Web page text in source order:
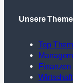
Unsere
Top
Finanzen
Wirtschaft